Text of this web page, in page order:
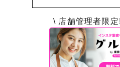
\ 店舗管理者限